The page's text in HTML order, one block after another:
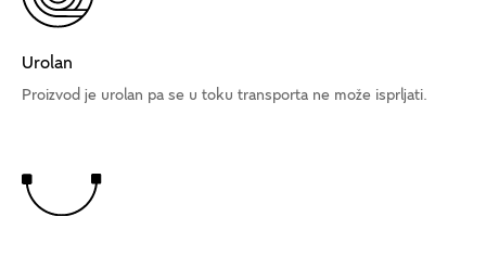
Urolan
Proizvod je urolan pa se u toku transporta ne može isprljati.